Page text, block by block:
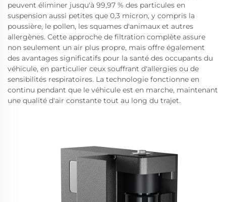
peuvent éliminer jusqu'à 99,97 % des particules en
suspension aussi petites que 0,3 micron, y compris la
poussière, le pollen, les squames d'animaux et autres
allergènes. Cette approche de filtration complète assure
non seulement un air plus propre, mais offre également
des avantages significatifs pour la santé des occupants du
véhicule, en particulier ceux souffrant d'allergies ou de
sensibilités respiratoires. La technologie fonctionne en
continu pendant que le véhicule est en marche, maintenant
une qualité d'air constante tout au long du trajet.